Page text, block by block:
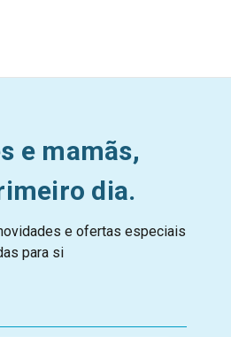
e mamãs,
dia.
e ofertas especiais
para si